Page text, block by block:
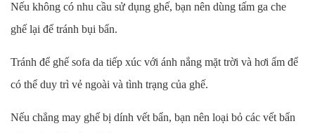
Nếu không có nhu cầu sử dụng ghế, bạn nên dùng tấm ga che
ghế lại để tránh bụi bẩn.
Tránh để ghế sofa da tiếp xúc với ánh nắng mặt trời và hơi ẩm để
có thể duy trì vẻ ngoài và tình trạng của ghế.
Nếu chẳng may ghế bị dính vết bẩn, bạn nên loại bỏ các vết bẩn